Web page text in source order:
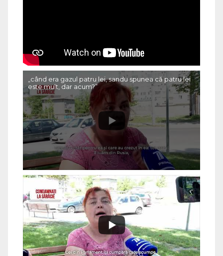
„când era gazul patru lei, sandu spunea că patru lei
este mult, dar acum?”